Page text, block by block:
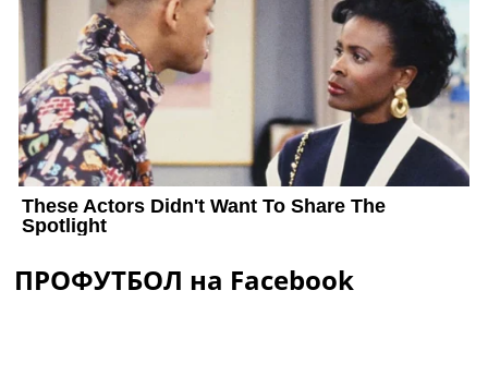
ПРОФУТБОЛ на Facebook